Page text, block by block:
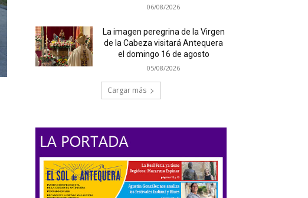
06/08/2026
La imagen peregrina de la Virgen
de la Cabeza visitará Antequera
el domingo 16 de agosto
05/08/2026
Cargar más